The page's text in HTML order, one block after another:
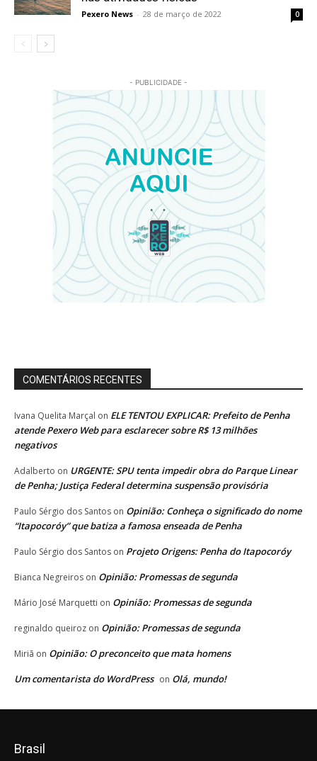
Pexero News - 28 de março de 2022 0
- PUBLICIDADE -
COMENTÁRIOS RECENTES
Ivana Quelita Marçal on ELE TENTOU EXPLICAR: Prefeito de Penha
atende Pexero Web para esclarecer sobre R$ 13 milhões
negativos
Adalberto on URGENTE: SPU tenta impedir obra do Parque Linear
de Penha; Justiça Federal determina suspensão provisória
Paulo Sérgio dos Santos on Opinião: Conheça o significado do nome
“Itapocoróy” que batiza a famosa enseada de Penha
Paulo Sérgio dos Santos on Projeto Origens: Penha do Itapocoróy
Bianca Negreiros on Opinião: Promessas de segunda
Mário José Marquetti on Opinião: Promessas de segunda
reginaldo queiroz on Opinião: Promessas de segunda
Miriã on Opinião: O preconceito que mata homens
Um comentarista do WordPress on Olá, mundo!
Brasil